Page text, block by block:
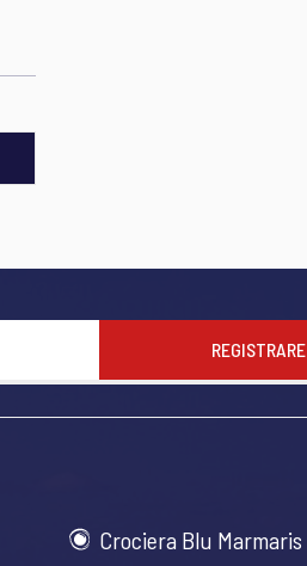
REGISTRARE
Crociera Blu Marmaris